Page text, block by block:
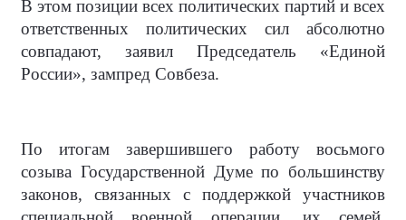
В этом позиции всех политических партий и всех
ответственных политических сил абсолютно
совпадают, заявил Председатель «Единой
России», зампред Совбеза.
По итогам завершившего работу восьмого
созыва Государственной Думе по большинству
законов, связанных с поддержкой участников